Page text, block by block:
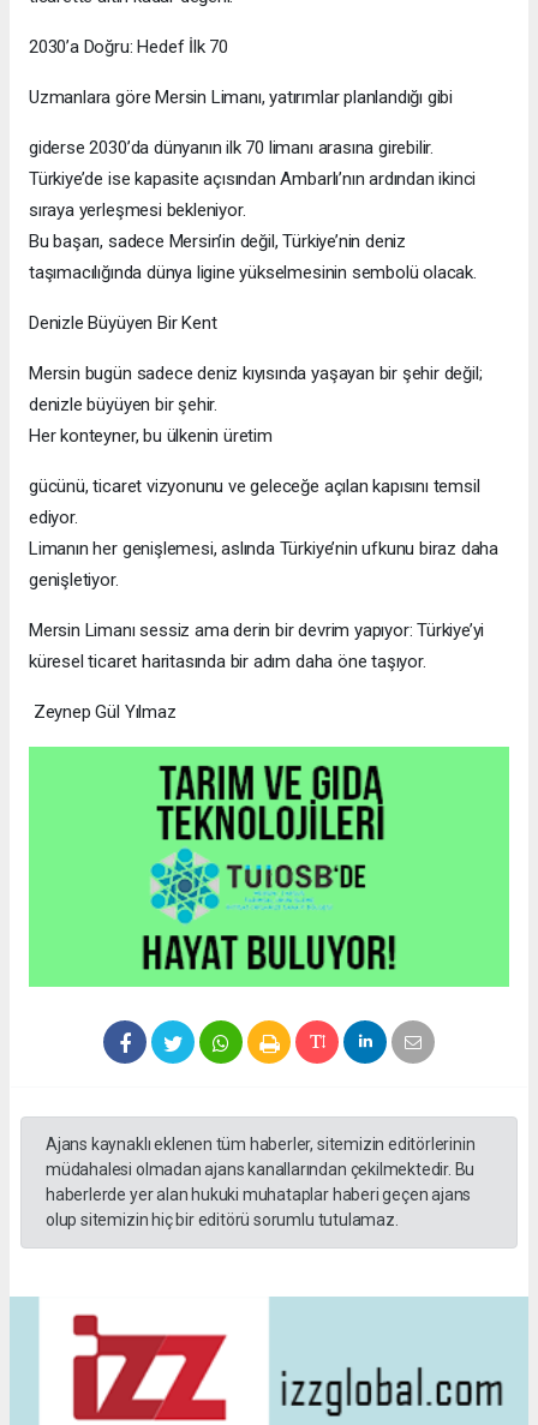
2030’a Doğru: Hedef İlk 70
Uzmanlara göre Mersin Limanı, yatırımlar planlandığı gibi
giderse 2030’da dünyanın ilk 70 limanı arasına girebilir.
Türkiye’de ise kapasite açısından Ambarlı’nın ardından ikinci
sıraya yerleşmesi bekleniyor.
Bu başarı, sadece Mersin’in değil, Türkiye’nin deniz
taşımacılığında dünya ligine yükselmesinin sembolü olacak.
Denizle Büyüyen Bir Kent
Mersin bugün sadece deniz kıyısında yaşayan bir şehir değil;
denizle büyüyen bir şehir.
Her konteyner, bu ülkenin üretim
gücünü, ticaret vizyonunu ve geleceğe açılan kapısını temsil
ediyor.
Limanın her genişlemesi, aslında Türkiye’nin ufkunu biraz daha
genişletiyor.
Mersin Limanı sessiz ama derin bir devrim yapıyor: Türkiye’yi
küresel ticaret haritasında bir adım daha öne taşıyor.
Zeynep Gül Yılmaz
Ajans kaynaklı eklenen tüm haberler, sitemizin editörlerinin
müdahalesi olmadan ajans kanallarından çekilmektedir. Bu
haberlerde yer alan hukuki muhataplar haberi geçen ajans
olup sitemizin hiç bir editörü sorumlu tutulamaz.